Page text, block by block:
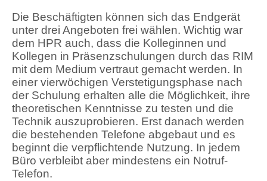
Die Beschäftigten können sich das Endgerät
unter drei Angeboten frei wählen. Wichtig war
dem HPR auch, dass die Kolleginnen und
Kollegen in Präsenzschulungen durch das RIM
mit dem Medium vertraut gemacht werden. In
einer vierwöchigen Verstetigungsphase nach
der Schulung erhalten alle die Möglichkeit, ihre
theoretischen Kenntnisse zu testen und die
Technik auszuprobieren. Erst danach werden
die bestehenden Telefone abgebaut und es
beginnt die verpflichtende Nutzung. In jedem
Büro verbleibt aber mindestens ein Notruf-
Telefon.